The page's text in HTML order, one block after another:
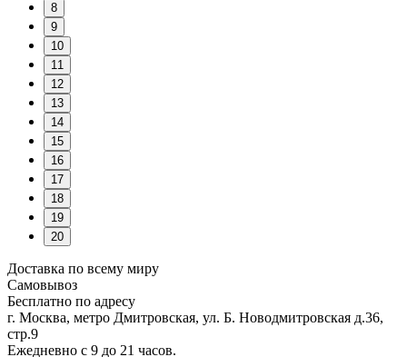
8
9
10
11
12
13
14
15
16
17
18
19
20
Доставка по всему миру
Самовывоз
Бесплатно по адресу
г. Москва, метро Дмитровская, ул. Б. Новодмитровская д.36,
стр.9
Ежедневно с 9 до 21 часов.